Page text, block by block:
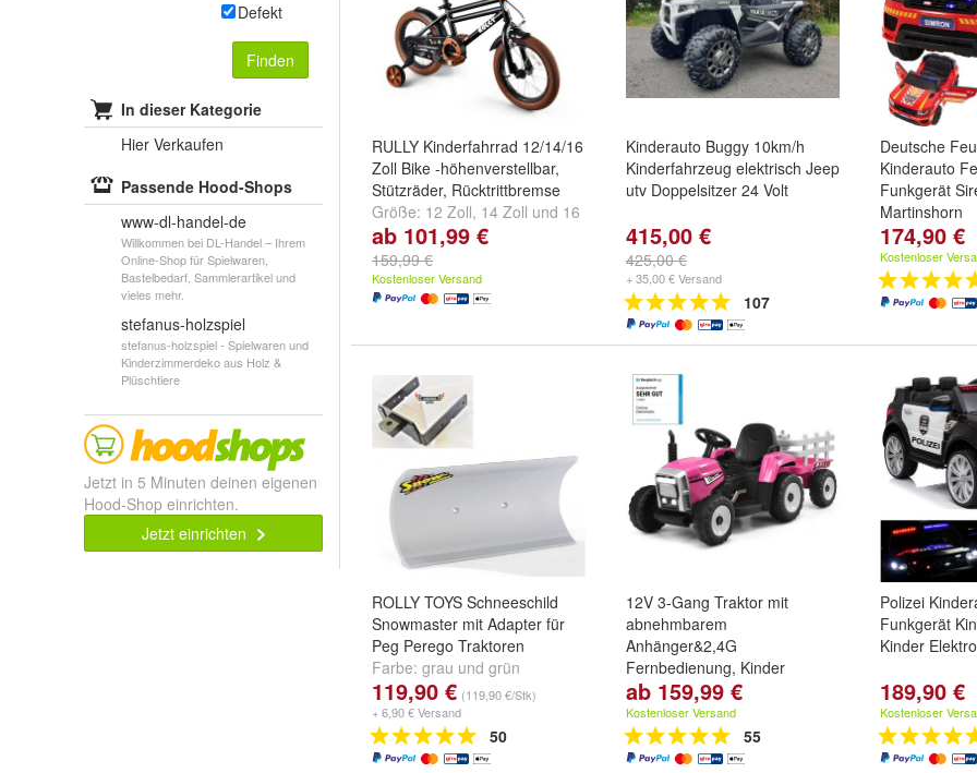
Defekt
Finden
In dieser Kategorie
Hier Verkaufen
Passende Hood-Shops
www-dl-handel-de
Willkommen bei DL-Handel – Ihrem
Online-Shop für Spielwaren,
Bastelbedarf, Sammlerartikel und
vieles mehr.
stefanus-holzspiel
stefanus-holzspiel - Spielwaren und
Kinderzimmerdeko aus Holz &
Plüschtiere
Jetzt in 5 Minuten deinen eigenen
Hood-Shop einrichten.
Jetzt einrichten
RULLY Kinderfahrrad 12/14/16
Zoll Bike -höhenverstellbar,
Stützräder, Rücktrittbremse
Größe: 12 Zoll, 14 Zoll und 16
Zoll
ab 101,99 €
159,99 €
Kostenloser Versand
Kinderauto Buggy 10km/h
Kinderfahrzeug elektrisch Jeep
utv Doppelsitzer 24 Volt
415,00 €
425,00 €
+ 35,00 € Versand
107
Deutsche
Kinderauto
Funkgerät
Martinshorn
Bluetooth,
Funkgerät
174,90 €
Kostenloser
ROLLY TOYS Schneeschild
Snowmaster mit Adapter für
Peg Perego Traktoren
Farbe: grau und grün
119,90 € (119,90 €/Stk)
+ 6,90 € Versand
50
12V 3-Gang Traktor mit
abnehmbarem
Anhänger&2,4G
Fernbedienung, Kinder
Aufsitztraktor
Farbe:Grün,Rot
ab 159,99 €
Kostenloser Versand
55
Polizei
Funkgerät
Kinder
189,90 €
Kostenloser